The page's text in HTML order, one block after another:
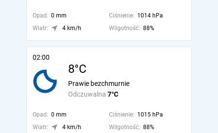
Opad: 0 mm Ciśnienie: 1014 hPa
Wiatr:
4 km/h Wilgotność: 88%
02:00
8°C
Odczuwalna 7°C
Prawie bezchmurnie
Opad: 0 mm Ciśnienie: 1015 hPa
Wiatr:
4 km/h Wilgotność: 88%